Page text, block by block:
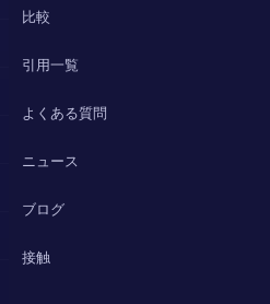
比較
引用一覧
よくある質問
ニュース
ブログ
接触